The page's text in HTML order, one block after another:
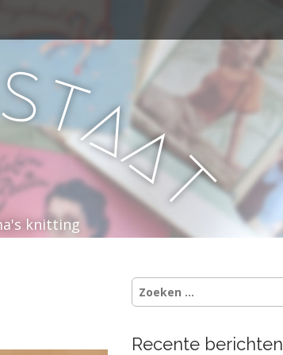
ta
a
t
knitting
Zoeken
naar:
Recente berichten